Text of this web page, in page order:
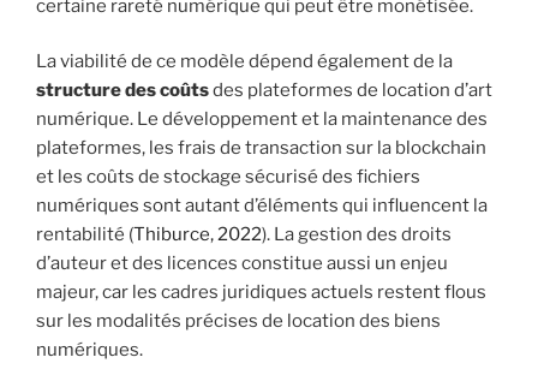
certaine rareté numérique qui peut être monétisée.
La viabilité de ce modèle dépend également de la
structure des coûtsdes plateformes de location d’art
numérique. Le développement et la maintenance des
plateformes, les frais de transaction sur la blockchain
et les coûts de stockage sécurisé des fichiers
numériques sont autant d’éléments qui influencent la
rentabilité (Thiburce, 2022). La gestion des droits
d’auteur et des licences constitue aussi un enjeu
majeur, car les cadres juridiques actuels restent flous
sur les modalités précises de location des biens
numériques.